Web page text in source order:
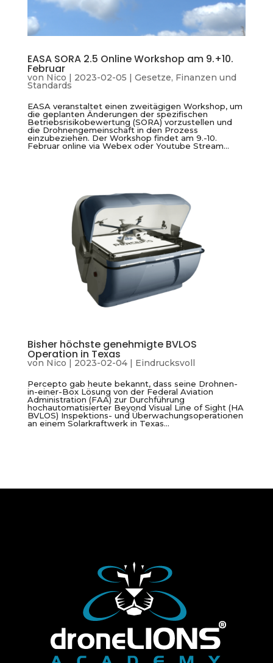
EASA SORA 2.5 Online Workshop am 9.+10.
Februar
von Nico | 2023-02-05 | Gesetze, Finanzen und
Standards
EASA veranstaltet einen zweitägigen Workshop, um
die geplanten Änderungen der spezifischen
Betriebsrisikobewertung (SORA) vorzustellen und
die Drohnengemeinschaft in den Prozess
einzubeziehen. Der Workshop findet am 9.-10.
Februar online via Webex oder Youtube Stream...
Bisher höchste genehmigte BVLOS
Operation in Texas
von Nico | 2023-02-04| Eindrucksvoll
Percepto gab heute bekannt, dass seine Drohnen-
in-einer-Box Lösung von der Federal Aviation
Administration (FAA) zur Durchführung
hochautomatisierter Beyond Visual Line of Sight (HA
BVLOS) Inspektions- und Überwachungsoperationen
an einem Solarkraftwerk in Texas...